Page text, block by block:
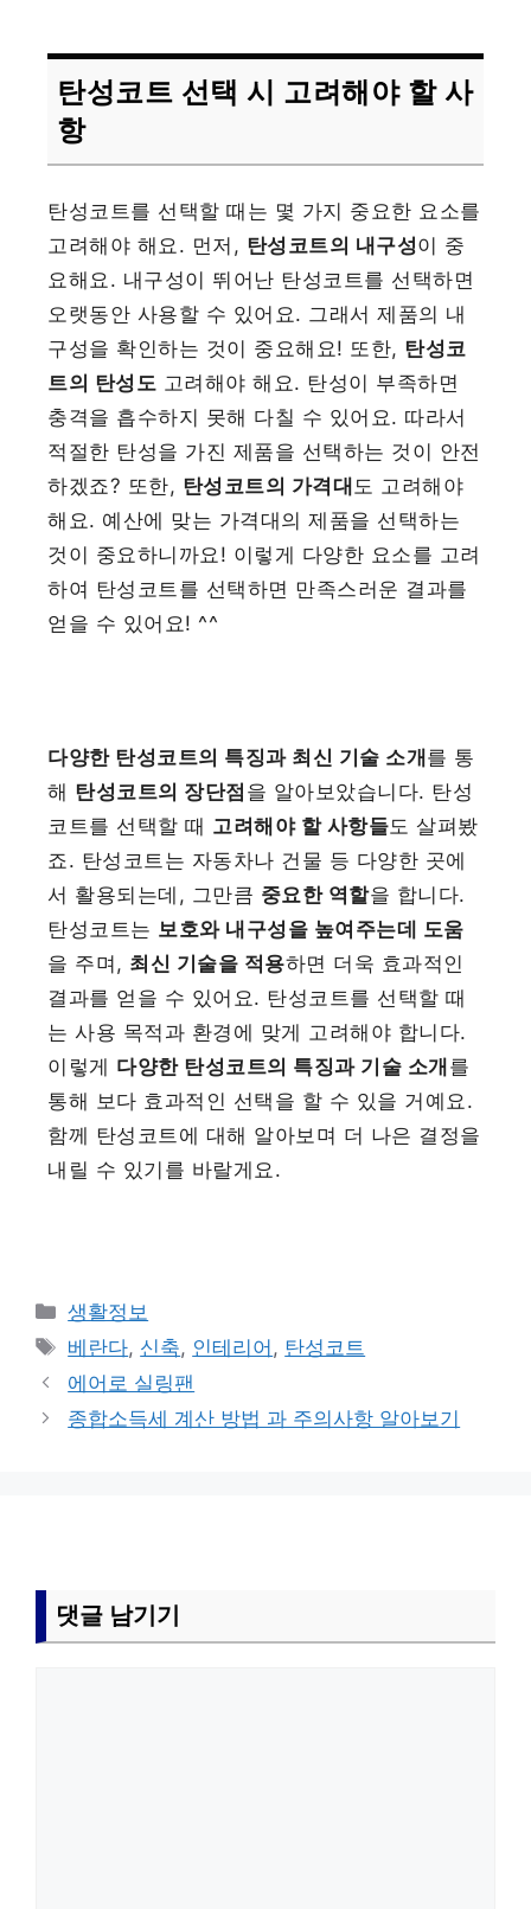
탄성코트 선택 시 고려해야 할 사
항
탄성코트를 선택할 때는 몇 가지 중요한 요소를
고려해야 해요. 먼저, 탄성코트의 내구성이 중
요해요. 내구성이 뛰어난 탄성코트를 선택하면
오랫동안 사용할 수 있어요. 그래서 제품의 내
구성을 확인하는 것이 중요해요! 또한, 탄성코
트의 탄성도 고려해야 해요. 탄성이 부족하면
충격을 흡수하지 못해 다칠 수 있어요. 따라서
적절한 탄성을 가진 제품을 선택하는 것이 안전
하겠죠? 또한, 탄성코트의 가격대 도 고려해야
해요. 예산에 맞는 가격대의 제품을 선택하는
것이 중요하니까요! 이렇게 다양한 요소를 고려
하여 탄성코트를 선택하면 만족스러운 결과를
얻을 수 있어요! ^^
다양한 탄성코트의 특징과 최신 기술 소개를 통
해 탄성코트의 장단점 을 알아보았습니다. 탄성
코트를 선택할 때 고려해야 할 사항들도 살펴봤
죠. 탄성코트는 자동차나 건물 등 다양한 곳에
서 활용되는데, 그만큼 중요한 역할을 합니다.
탄성코트는 보호와 내구성을 높여주는데 도움
을 주며, 최신 기술을 적용하면 더욱 효과적인
결과를 얻을 수 있어요. 탄성코트를 선택할 때
는 사용 목적과 환경에 맞게 고려해야 합니다.
이렇게 다양한 탄성코트의 특징과 기술 소개를
통해 보다 효과적인 선택을 할 수 있을 거예요.
함께 탄성코트에 대해 알아보며 더 나은 결정을
내릴 수 있기를 바랄게요.
카
테
고
리
생활정보
태
그
베란다, 신축, 인테리어 , 탄성코트
에어로 실링팬
종합소득세 계산 방법 과 주의사항 알아보기
댓글 남기기